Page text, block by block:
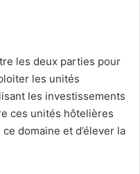
les deux parties pour
les unités
les investissements
ces unités hôtelières
domaine et d’élever la